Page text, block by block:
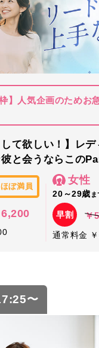
】人気企画のためお
して欲しい！】レデ
と会うならこの
ほぼ満員
6,200
女性
20～29歳
早割 ￥
通常料金
〜